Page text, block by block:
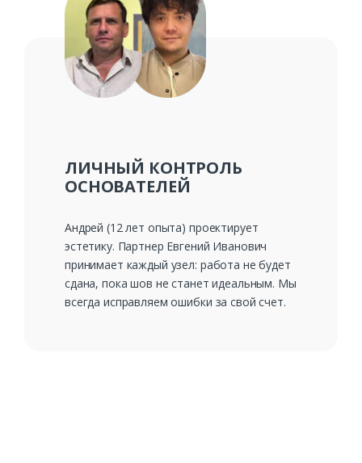
ЛИЧНЫЙ КОНТРОЛЬ
ОСНОВАТЕЛЕЙ
Андрей (12 лет опыта) проектирует
эстетику. Партнер Евгений Иванович
принимает каждый узел: работа не будет
сдана, пока шов не станет идеальным. Мы
всегда исправляем ошибки за свой счет.